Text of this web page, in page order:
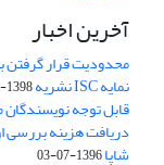
آخرین اخبار
محدودیت قرار گرفتن
نمایه ISC نشریه 1398-02-02
قابل توجه
دریافت هزینه بررسی
شاپا1396-07-03